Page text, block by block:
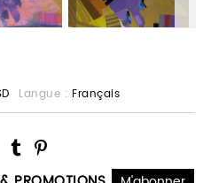
Langue : Français